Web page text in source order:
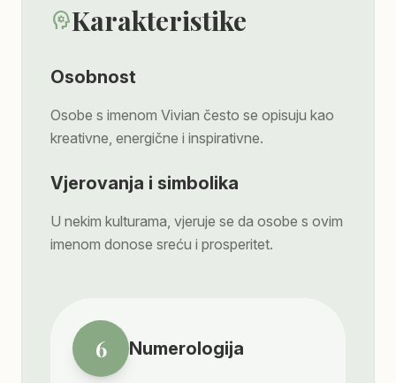
psychologyKarakteristike
Osobnost
Osobe s imenom Vivian često se opisuju kao
kreativne, energične i inspirativne.
Vjerovanja i simbolika
U nekim kulturama, vjeruje se da osobe s ovim
imenom donose sreću i prosperitet.
6 Numerologija